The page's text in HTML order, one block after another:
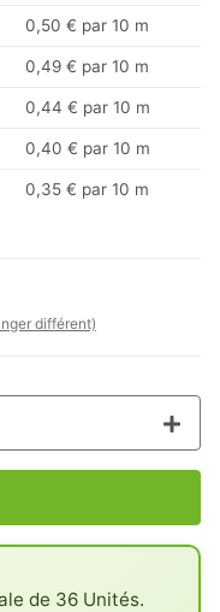
0,50 € par 10 m
0,49 € par 10 m
0,44 € par 10 m
0,40 € par 10 m
0,35 € par 10 m
différent)
de 36 Unités.